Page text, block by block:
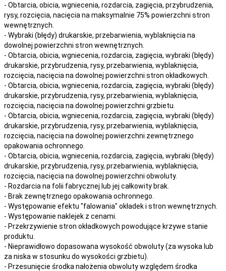
- Obtarcia, obicia, wgniecenia, rozdarcia, zagięcia, przybrudzenia,
rysy, rozcięcia, nacięcia na maksymalnie 75% powierzchni stron
wewnętrznych.
- Wybraki (błędy) drukarskie, przebarwienia, wyblaknięcia na
dowolnej powierzchni stron wewnętrznych.
- Obtarcia, obicia, wgniecenia, rozdarcia, zagięcia, wybraki (błędy)
drukarskie, przybrudzenia, rysy, przebarwienia, wyblaknięcia,
rozcięcia, nacięcia na dowolnej powierzchni stron okładkowych.
- Obtarcia, obicia, wgniecenia, rozdarcia, zagięcia, wybraki (błędy)
drukarskie, przybrudzenia, rysy, przebarwienia, wyblaknięcia,
rozcięcia, nacięcia na dowolnej powierzchni grzbietu.
- Obtarcia, obicia, wgniecenia, rozdarcia, zagięcia, wybraki (błędy)
drukarskie, przybrudzenia, rysy, przebarwienia, wyblaknięcia,
rozcięcia, nacięcia na dowolnej powierzchni zewnętrznego
opakowania ochronnego.
- Obtarcia, obicia, wgniecenia, rozdarcia, zagięcia, wybraki (błędy)
drukarskie, przybrudzenia, rysy, przebarwienia, wyblaknięcia,
rozcięcia, nacięcia na dowolnej powierzchni obwoluty.
- Rozdarcia na folii fabrycznej lub jej całkowity brak.
- Brak zewnętrznego opakowania ochronnego.
- Występowanie efektu "falowania" okładek i stron wewnętrznych.
- Występowanie naklejek z cenami.
- Przekrzywienie stron okładkowych powodujące krzywe stanie
produktu.
- Nieprawidłowo dopasowana wysokość obwoluty (za wysoka lub
za niska w stosunku do wysokości grzbietu).
- Przesunięcie środka nałożenia obwoluty względem środka